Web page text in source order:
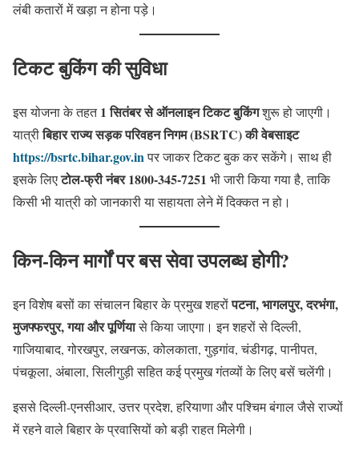
लंबी कतारों में खड़ा न होना पड़े।
टिकट बुकिंग की सुविधा
इस योजना के तहत1 सितंबर से ऑनलाइन टिकट बुकिंगशुरू हो जाएगी।
यात्रीबिहार राज्य सड़क परिवहन निगम (BSRTC) की वेबसाइट
https://bsrtc.bihar.gov.inपर जाकर टिकट बुक कर सकेंगे। साथ ही
इसके लिएटोल-फ्री नंबर 1800-345-7251 भी जारी किया गया है, ताकि
किसी भी यात्री को जानकारी या सहायता लेने में दिक्कत न हो।
किन-किन मार्गों पर बस सेवा उपलब्ध होगी?
इन विशेष बसों का संचालन बिहार के प्रमुख शहरोंपटना, भागलपुर, दरभंगा,
मुजफ्फरपुर, गया और पूर्णियासे किया जाएगा। इन शहरों से दिल्ली,
गाजियाबाद, गोरखपुर, लखनऊ, कोलकाता, गुड़गांव, चंडीगढ़, पानीपत,
पंचकूला, अंबाला, सिलीगुड़ी सहित कई प्रमुख गंतव्यों के लिए बसें चलेंगी।
इससे दिल्ली-एनसीआर, उत्तर प्रदेश, हरियाणा और पश्चिम बंगाल जैसे राज्यों
में रहने वाले बिहार के प्रवासियों को बड़ी राहत मिलेगी।